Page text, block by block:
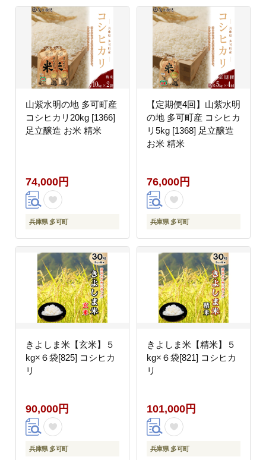
山紫水明の地 多可町産
コシヒカリ20kg [1366]
足立醸造 お米 精米
74,000円
兵庫県 多可町
【定期便4回】山紫水明
の地 多可町産 コシヒカ
リ5kg [1368] 足立醸造
お米 精米
76,000円
兵庫県 多可町
きよしま米【玄米】５
kg×６袋[825] コシヒカ
リ
90,000円
兵庫県 多可町
きよしま米【精米】５
kg×６袋[821] コシヒカ
リ
101,000円
兵庫県 多可町